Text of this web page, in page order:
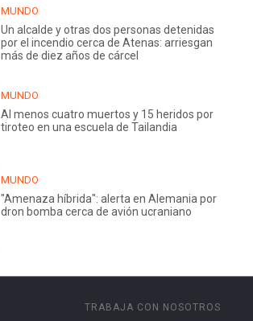
MUNDO
Un alcalde y otras dos personas detenidas
por el incendio cerca de Atenas: arriesgan
más de diez años de cárcel
MUNDO
Al menos cuatro muertos y 15 heridos por
tiroteo en una escuela de Tailandia
MUNDO
"Amenaza híbrida": alerta en Alemania por
dron bomba cerca de avión ucraniano
TRABAJA CON NOSOTROS